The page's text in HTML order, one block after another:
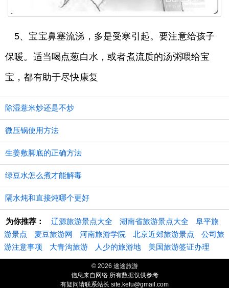
5、宝宝鼻塞流涕，多是受寒引起。要注意给孩子
保暖。适当喝点葱白水，或者煮流质的汤粥喂给宝
宝，都有助于尽快康复
除湿薏米炒还是不炒
微压锅使用方法
生姜敷脚底的正确方法
绿豆水怎么煮才能解毒
隔水炖和直接炖哪个更好
为你推荐： 辽源旅游景点大全 湖南省旅游景点大全
阜平旅
游景点
麦豆旅游网 河南旅游学院 北京近郊旅游景点
公司旅
游注意事项
大青沟旅游 人少的旅游地 美国旅游签证办理
© 2026 途途旅游
信息来自网络 所有数据仅供参考
有疑问请联系站长 site.kefu@gmail.com